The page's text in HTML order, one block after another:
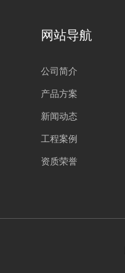
网站导航
公司简介
产品方案
新闻动态
工程案例
资质荣誉